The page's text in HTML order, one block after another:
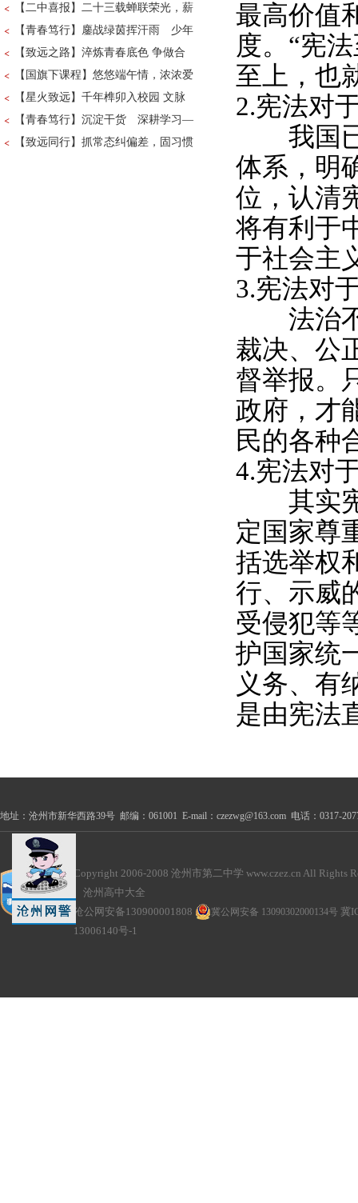
【二中喜报】二十三载蝉联荣光，薪
【青春笃行】鏖战绿茵挥汗雨 少年
【致远之路】淬炼青春底色 争做合
【国旗下课程】悠悠端午情，浓浓爱
【星火致远】千年榫卯入校园 文脉
【青春笃行】沉淀干货 深耕学习—
【致远同行】抓常态纠偏差，固习惯
最高价值
度。“宪
至上，也
2.宪法对
我国已
体系，明
位，认清
将有利于
于社会主
3.宪法对
法治不
裁决、公
督举报。
政府，才
民的各种
4.宪法对
其实宪
定国家尊
括选举权
行、示威
受侵犯等
护国家统
义务、有
是由宪法
地址：沧州市新华西路39号 邮编：061001 E-mail：czezwg@163.com 电话：0317-
Copyright 2006-2008 沧州市第二中学 www.czez.cn All Rights
沧州高中大全
沧公网安备130900001808
冀公网安备 13090302000134号 冀
13006140号-1